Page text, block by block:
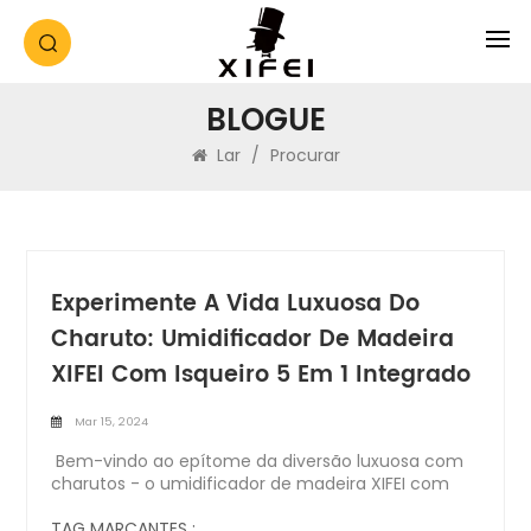
BLOGUE
Lar / Procurar
Experimente A Vida Luxuosa Do
Charuto: Umidificador De Madeira
XIFEI Com Isqueiro 5 Em 1 Integrado
Mar 15, 2024
Bem-vindo ao epítome da diversão luxuosa com
charutos - o umidificador de madeira XIFEI com